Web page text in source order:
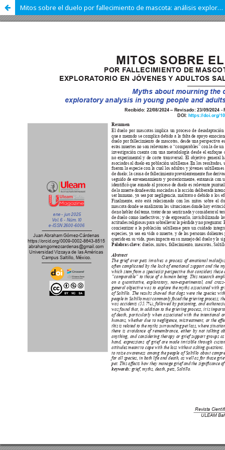
Mitos sobre el duelo por fallecimiento de mascota: análisis exploratorio en jóvenes y adultos saltillenses.